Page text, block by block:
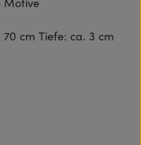
cm Tiefe: ca. 3 cm